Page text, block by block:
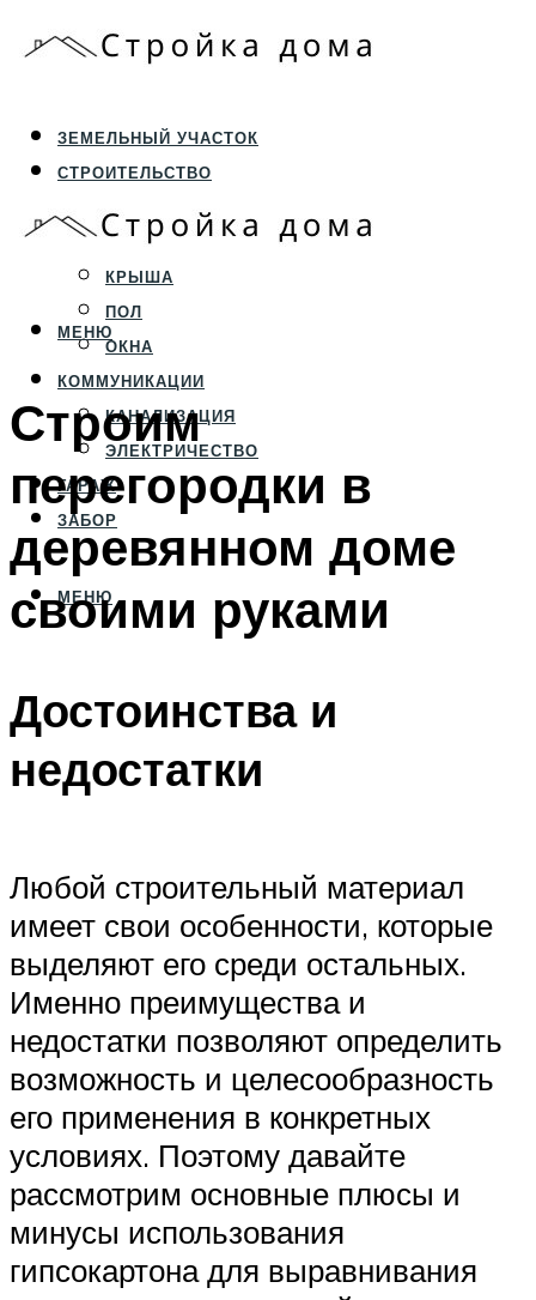
ЗЕМЕЛЬНЫЙ УЧАСТОК
СТРОИТЕЛЬСТВО
ФУНДАМЕНТ И ЦОКОЛЬ
ПЕРЕКРЫТИЯ И СТЕНЫ
КРЫША
ПОЛ
ОКНА
КОММУНИКАЦИИ
КАНАЛИЗАЦИЯ
ЭЛЕКТРИЧЕСТВО
ГАРАЖ
ЗАБОР
МЕНЮ
МЕНЮ
Строим
перегородки в
деревянном доме
своими руками
Достоинства и
недостатки
Любой строительный материал
имеет свои особенности, которые
выделяют его среди остальных.
Именно преимущества и
недостатки позволяют определить
возможность и целесообразность
его применения в конкретных
условиях. Поэтому давайте
рассмотрим основные плюсы и
минусы использования
гипсокартона для выравнивания